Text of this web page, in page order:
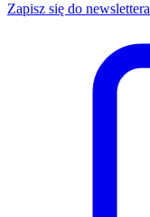
Zapisz się do newslettera